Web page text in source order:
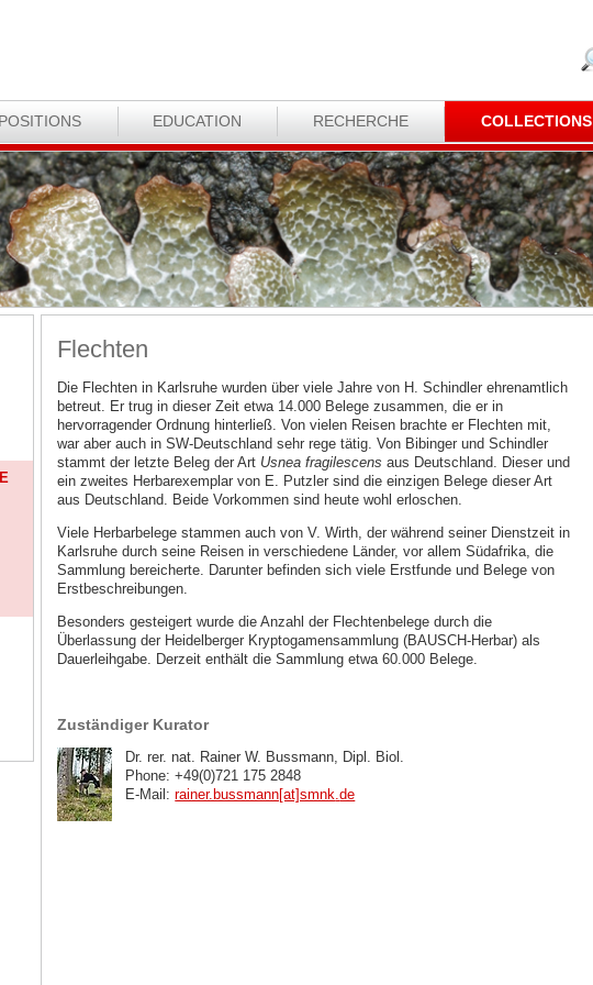
EDUCATION RECHERCHE COLLECTIONS
Flechten
Die Flechten in Karlsruhe wurden über viele Jahre von H. Schindler ehrenamtlich
betreut. Er trug in dieser Zeit etwa 14.000 Belege zusammen, die er in
hervorragender Ordnung hinterließ. Von vielen Reisen brachte er Flechten mit,
war aber auch in SW-Deutschland sehr rege tätig. Von Bibinger und Schindler
stammt der letzte Beleg der Art Usnea fragilescens aus Deutschland. Dieser und
ein zweites Herbarexemplar von E. Putzler sind die einzigen Belege dieser Art
aus Deutschland. Beide Vorkommen sind heute wohl erloschen.
Viele Herbarbelege stammen auch von V. Wirth, der während seiner Dienstzeit in
Karlsruhe durch seine Reisen in verschiedene Länder, vor allem Südafrika, die
Sammlung bereicherte. Darunter befinden sich viele Erstfunde und Belege von
Erstbeschreibungen.
Besonders gesteigert wurde die Anzahl der Flechtenbelege durch die
Überlassung der Heidelberger Kryptogamensammlung (BAUSCH-Herbar) als
Dauerleihgabe. Derzeit enthält die Sammlung etwa 60.000 Belege.
Zuständiger Kurator
Dr. rer. nat. Rainer W. Bussmann, Dipl. Biol.
Phone: +49(0)721 175 2848
E-Mail:rainer.bussmann[at]smnk.de